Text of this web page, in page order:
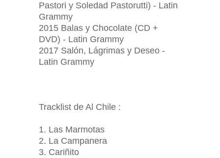
Pastori y Soledad Pastorutti) - Latin
Grammy
2015 Balas y Chocolate (CD +
DVD) - Latin Grammy
2017 Salón, Lágrimas y Deseo -
Latin Grammy
Tracklist de Al Chile :
1. Las Marmotas
2. La Campanera
3. Cariñito